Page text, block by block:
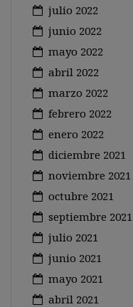
julio 2022
junio 2022
mayo 2022
abril 2022
marzo 2022
febrero 2022
enero 2022
diciembre 2021
noviembre 2021
octubre 2021
septiembre 2021
julio 2021
junio 2021
mayo 2021
abril 2021